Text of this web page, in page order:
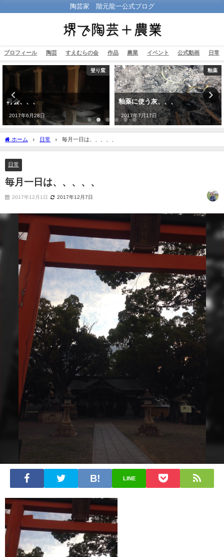
陶芸家 階元龍一公式ブログ
プロフィール 陶芸 すえむらの会 作品 農業 イベント 公式動画 日常
登り窯
再会、、、
2017年6月28日
釉薬
釉薬に使う灰、、、
2017年7月17日
ホーム 日常 毎月一日は、、、、、
日常
毎月一日は、、、、、
2017年12月1日 2017年12月7日
LINE